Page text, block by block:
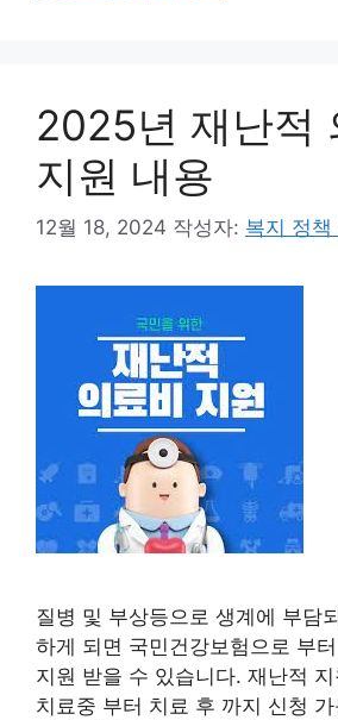
2025년 재난적
지원 내용
12월 18, 2024 작성자: 복지 정책
질병 및 부상등으로 생계에 부담
하게 되면 국민건강보험으로 부
지원 받을 수 있습니다. 재난적
치료중 부터 치료 후 까지 신청